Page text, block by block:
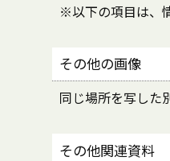
※以下の項目は、
その他の画像
同じ場所を写した
その他関連資料